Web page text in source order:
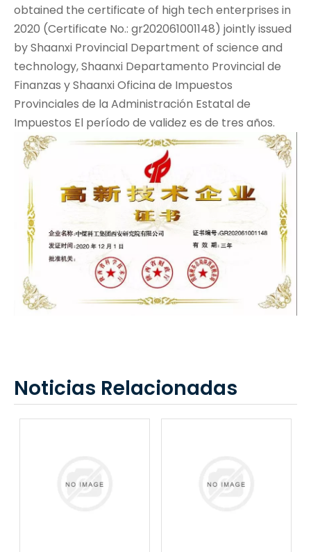
obtained the certificate of high tech enterprises in
2020 (Certificate No.: gr202061001148) jointly issued
by Shaanxi Provincial Department of science and
technology, Shaanxi Departamento Provincial de
Finanzas y Shaanxi Oficina de Impuestos
Provinciales de la Administración Estatal de
Impuestos El período de validez es de tres años.
Noticias Relacionadas